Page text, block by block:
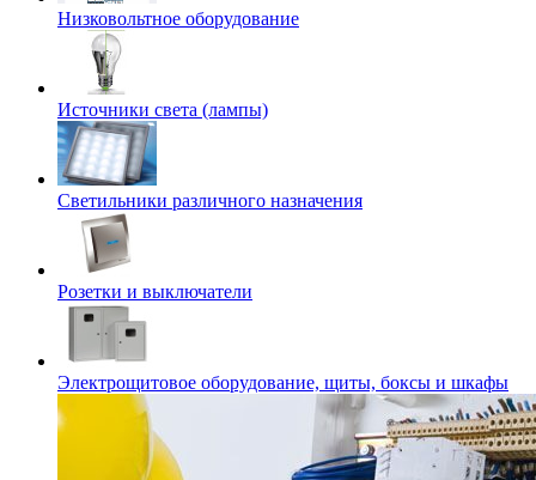
Низковольтное оборудование
Источники света (лампы)
Светильники различного назначения
Розетки и выключатели
Электрощитовое оборудование, щиты, боксы и шкафы